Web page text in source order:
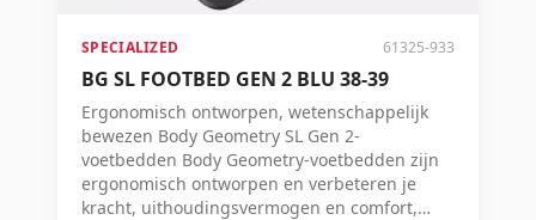
SPECIALIZED 61325-933
BG SL FOOTBED GEN 2 BLU 38-39
Ergonomisch ontworpen, wetenschappelijk
bewezen Body Geometry SL Gen 2-
voetbedden Body Geometry-voetbedden zijn
ergonomisch ontworpen en verbeteren je
kracht, uithoudingsvermogen en comfort,